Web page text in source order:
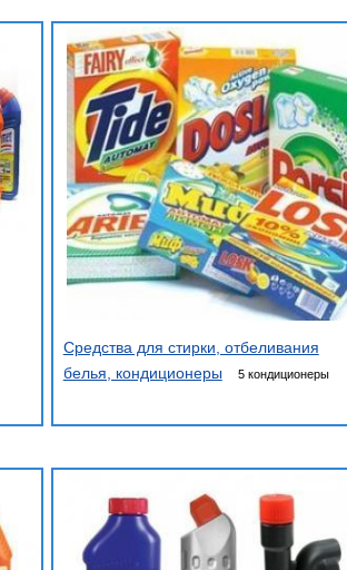
Средства для стирки, отбеливания
белья, кондиционеры
5 кондиционеры